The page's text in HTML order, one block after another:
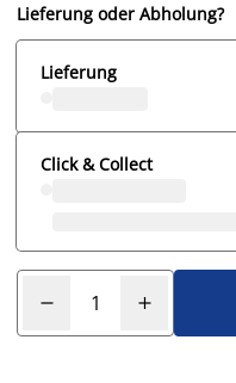
Lieferung oder Abholung?
Lieferung
Click & Collect